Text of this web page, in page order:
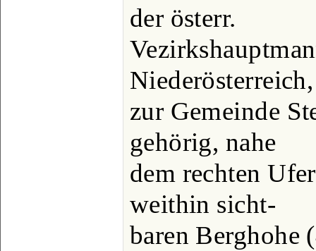
der österr.
Niederösterreich,
zur Gemeinde
gehörig, nahe
dem rechten
weithin sicht-
baren Berghohe